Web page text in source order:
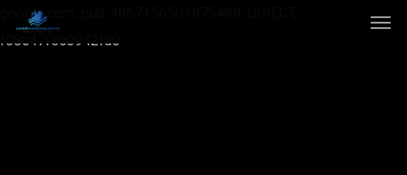
google.com, pub-4867156501875488, DIRECT,
f08c47fec0942fa0